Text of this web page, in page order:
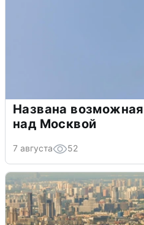
Названа
над Москвой
7 августа 52